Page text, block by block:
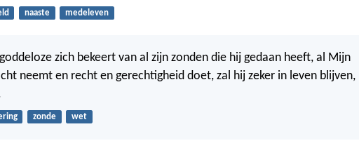
naaste medeleven
zich bekeert van al zijn zonden die hij gedaan heeft, al Mijn
neemt en recht en gerechtigheid doet, zal hij zeker in leven blijven,
zonde wet